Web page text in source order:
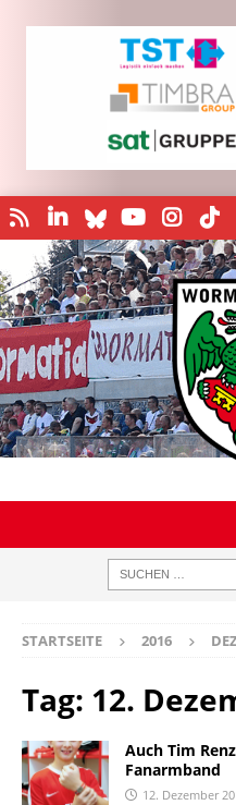
STARTSEITE 2016
Tag: 12.
Auch Tim
Fanarmband
12. Dezember